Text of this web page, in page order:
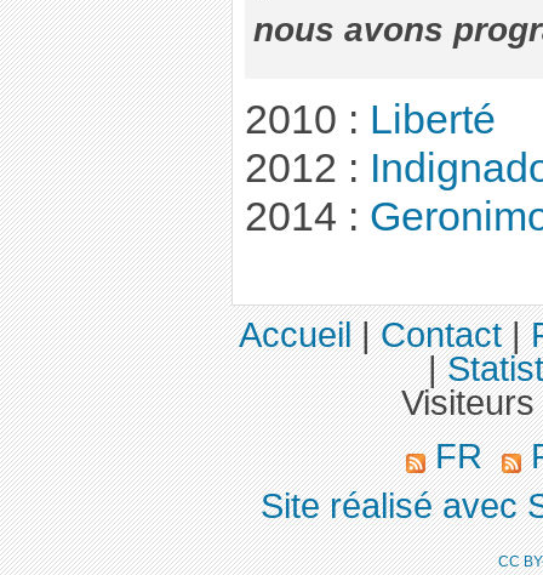
nous avons
2010 : Liberté
2012 :
2014 :
Accueil|Contact|
|
FR
Site réalisé avec
CC